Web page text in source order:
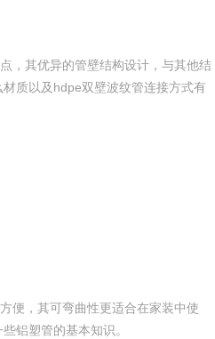
，其优异的管壁结构设计，与其他结
质以及hdpe双壁波纹管连接方式有
便，其可弯曲性更适合在家装中使
铝塑管的基本知识。